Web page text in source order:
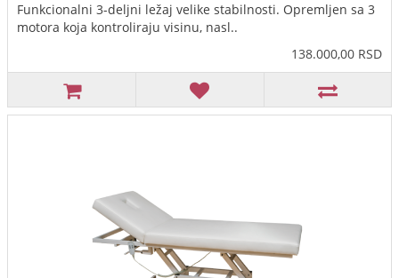
Funkcionalni 3-deljni ležaj velike stabilnosti. Opremljen sa 3
motora koja kontroliraju visinu, nasl..
138.000,00 RSD